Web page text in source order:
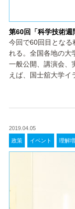
第60回「科学技術
今回で60回目とな
れる。全国各地の大
一般公開、講演会、
えば、国士舘大学
2019.04.05
政策 イベント 理解